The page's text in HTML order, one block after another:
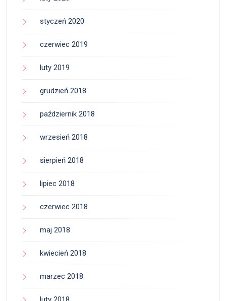
styczeń 2020
czerwiec 2019
luty 2019
grudzień 2018
październik 2018
wrzesień 2018
sierpień 2018
lipiec 2018
czerwiec 2018
maj 2018
kwiecień 2018
marzec 2018